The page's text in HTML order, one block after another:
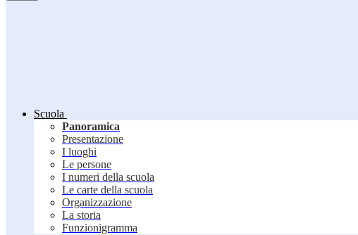
Scuola
Panoramica
Presentazione
I luoghi
Le persone
I numeri della scuola
Le carte della scuola
Organizzazione
La storia
Funzionigramma